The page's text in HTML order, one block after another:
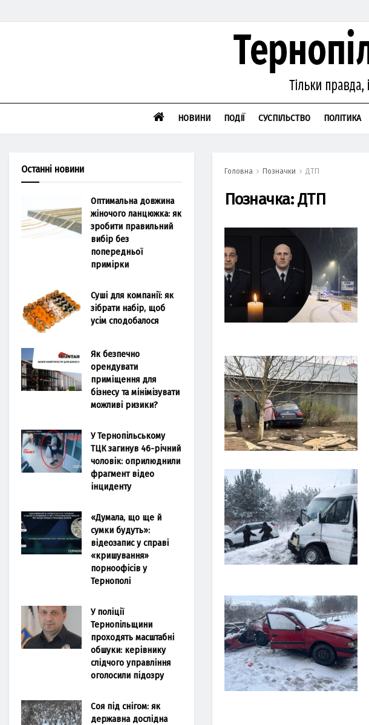
НОВИНИ ПОДІЇ СУСПІЛЬСТВО ПОЛІТИКА
Головна Позначки ДТП
Позначка:ДТП
Останні новини
Оптимальна довжина
жіночого ланцюжка: як
зробити правильний
вибір без
попередньої
примірки
Суші для компанії: як
зібрати набір, щоб
усім сподобалося
Як безпечно
орендувати
приміщення для
бізнесу та мінімізувати
можливі ризики?
У Тернопільському
ТЦК загинув 46-річний
чоловік: оприлюднили
фрагмент відео
інциденту
«Думала, що ще й
сумки будуть»:
відеозапис у справі
«кришування»
порноофісів у
Тернополі
У поліції
Тернопільщини
проходять масштабні
обшуки: керівнику
слідчого управління
оголосили підозру
Соя під снігом: як
державна дослідна